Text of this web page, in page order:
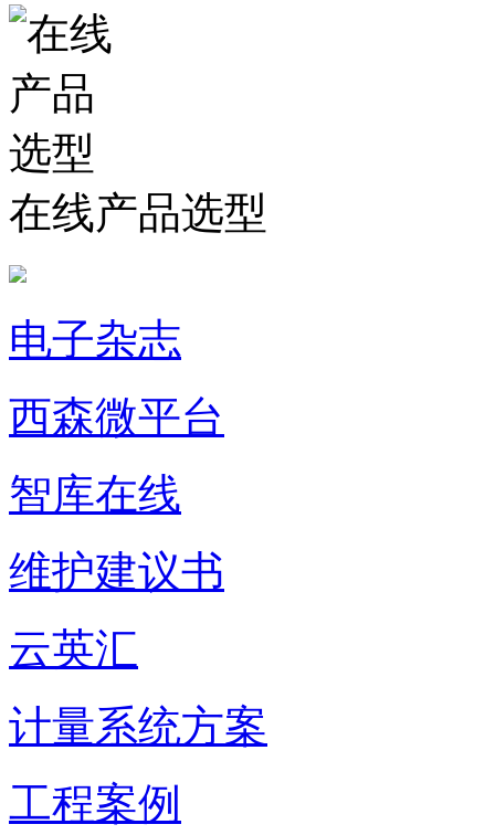
在线产品选型
电子杂志
西森微平台
智库在线
维护建议书
云英汇
计量系统方案
工程案例